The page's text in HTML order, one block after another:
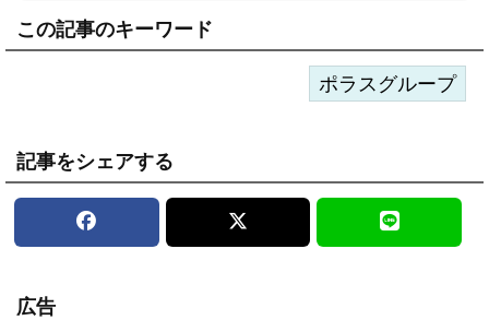
この記事のキーワード
ポラスグループ
記事をシェアする
広告